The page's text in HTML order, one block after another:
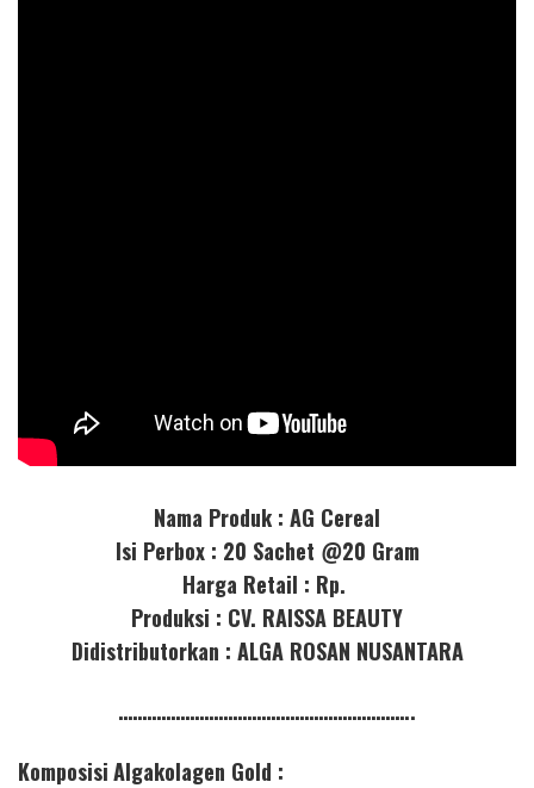
Nama Produk : AG Cereal
Isi Perbox : 20 Sachet @20 Gram
Harga Retail : Rp.
Produksi : CV. RAISSA BEAUTY
Didistributorkan : ALGA ROSAN NUSANTARA
……………………………………………………..
KomposisiAlgakolagen Gold :